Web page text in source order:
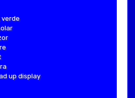
verde
up display